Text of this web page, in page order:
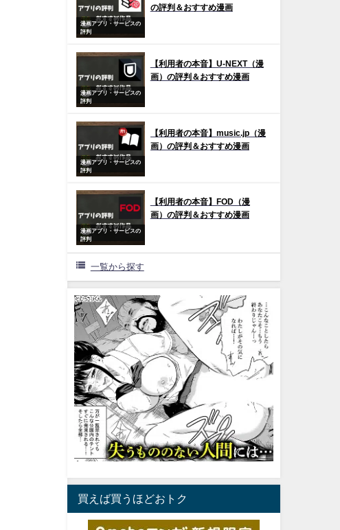
漫画アプリ・サービスの
評判
の評判＆おすすめ漫画
漫画アプリ・サービスの
評判
【利用者の本音】U-NEXT（漫
画）の評判＆おすすめ漫画
漫画アプリ・サービスの
評判
【利用者の本音】music.jp（漫
画）の評判＆おすすめ漫画
漫画アプリ・サービスの
評判
【利用者の本音】FOD（漫
画）の評判＆おすすめ漫画
一覧から探す
買えば買うほどおトク